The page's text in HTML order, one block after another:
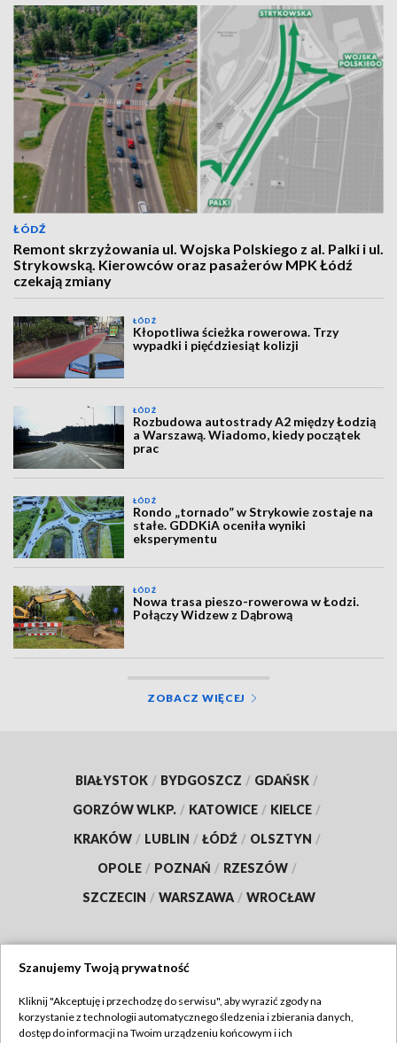
ŁÓDŹ
Remont skrzyżowania ul. Wojska Polskiego z al. Palki i ul.
Strykowską. Kierowców oraz pasażerów MPK Łódź
czekają zmiany
ŁÓDŹ
Kłopotliwa ścieżka rowerowa. Trzy
wypadki i pięćdziesiąt kolizji
ŁÓDŹ
Rozbudowa autostrady A2 między Łodzią
a Warszawą. Wiadomo, kiedy początek
prac
ŁÓDŹ
Rondo „tornado” w Strykowie zostaje na
stałe. GDDKiA oceniła wyniki
eksperymentu
ŁÓDŹ
Nowa trasa pieszo-rowerowa w Łodzi.
Połączy Widzew z Dąbrową
ZOBACZ WIĘCEJ
BIAŁYSTOK / BYDGOSZCZ / GDAŃSK /
GORZÓW WLKP. / KATOWICE / KIELCE /
KRAKÓW / LUBLIN / ŁÓDŹ / OLSZTYN /
OPOLE / POZNAŃ / RZESZÓW /
SZCZECIN / WARSZAWA / WROCŁAW
TVP
Szanujemy Twoją prywatność
Kliknij "Akceptuję i przechodzę do serwisu", aby wyrazić zgody na
korzystanie z technologii automatycznego śledzenia i zbierania danych,
dostęp do informacji na Twoim urządzeniu końcowym i ich